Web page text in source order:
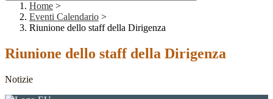
Home >
Eventi Calendario >
Riunione dello staff della Dirigenza
Riunione dello staff della Dirigenza
Notizie